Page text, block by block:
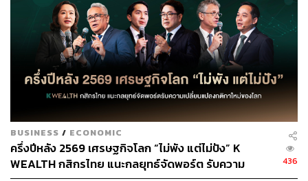
BUSINESS / ECONOMIC
ครึ่งปีหลัง 2569 เศรษฐกิจโลก “ไม่พัง แต่ไม่ปัง” K
WEALTH กสิกรไทย แนะกลยุทธ์จัดพอร์ต รับความ
436